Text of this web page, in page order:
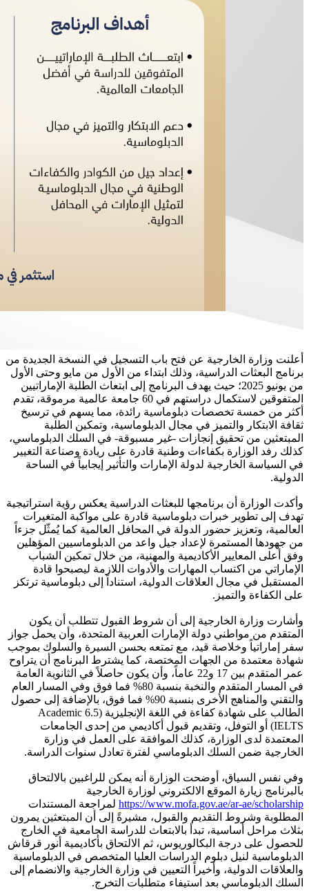
أعلنت وزارة الخارجية عن فتح باب التسجيل في النسخة الجديدة من
برنامج البعثات الدراسية، وذلك ابتداء من الأول من مايو وحتى الأول
من يونيو 2025؛ حيث يهدف البرنامج إلى ابتعاث الطلبة الإماراتيين
المتفوقين لاستكمال دراستهم في 60 جامعة عالمية مرموقة، تقدم
أكثر من خمسة تخصصات دبلوماسية رائدة، مما يسهم في ترسيخ
ثقافة الابتكار والتميز في مجال الدبلوماسية، وتمكين الطلبة
المبتعثين من تحقيق إنجازات -غير مسبوقة- في السلك الدبلوماسي،
كذلك رفد الوزارة بكفاءات وطنية قادرة على ريادة وصناعة التغيير
في السياسة الخارجية لدولة الإمارات والتأثير إيجابياً في الساحة
الدولية.
وأكدت الوزارة أن برنامجها للبعثات الدراسية يعكس رؤية استراتيجية
تهدف إلى تطوير خبرات دبلوماسية قادرة على مواكبة المتغيرات
العالمية، وتعزيز حضور الدولة في المحافل العالمية كما يُمثّل جزءاً
من جهودها المستمرة لإعداد جيل واعد من الدبلوماسيين المؤهلين
وفق أعلى المعايير الأكاديمية والمهنية، من خلال تمكين الشباب
الإماراتي من اكتساب المهارات والأدوات اللازمة ليصبحوا قادة
المستقبل في مجال العلاقات الدولية، استناداً إلى دبلوماسية ترتكز
على الكفاءة والتميز.
وأشارت وزارة الخارجية إلى أن شروط القبول تتطلب أن يكون
المتقدم من مواطني دولة الإمارات العربية المتحدة، وأن يحمل جواز
سفر إماراتياً وخلاصة قيد، مع تمتعه بحسن السيرة والسلوك بموجب
شهادة معتمدة من الجهات المختصة، كما يشترط البرنامج أن يتراوح
عمر المتقدم بين 17 و22 عاماً، وأن يكون حاصلاً في الثانوية العامة
في المسار المتقدم والنخبة بنسبة 80% فما فوق وفي المسار العام
والتقني والمناهج الأخرى بنسبة 90% فما فوق، بالإضافة إلى حصول
الطالب على شهادة كفاءة في اللغة الإنجليزية (6.5 Academic
IELTS) أو التوفل، وتقديم قبول أكاديمي من إحدى الجامعات
المعتمدة لدى الوزارة، كذلك الموافقة على العمل في وزارة
الخارجية ضمن السلك الدبلوماسي لفترة تعادل سنوات الدراسة.
وفي نفس السياق، أوضحت الوزارة أنه يمكن للراغبين بالالتحاق
بالبرنامج زيارة الموقع الالكتروني لوزارة الخارجية
https://www.mofa.gov.ae/ar-ae/scholarship لمراجعة المستندات
المطلوبة وشروط التقديم والقبول، مشيرةً إلى أن المبتعثين يمرون
بثلاث مراحل أساسية، تبدأ بالابتعاث للدراسة الجامعية في الخارج
للحصول على درجة البكالوريوس، ثم الالتحاق بأكاديمية أنور قرقاش
الدبلوماسية لنيل دبلوم الدراسات العليا المتخصص في الدبلوماسية
والعلاقات الدولية، وأخيراً التعيين في وزارة الخارجية والانضمام إلى
السلك الدبلوماسي بعد استيفاء متطلبات التخرج.